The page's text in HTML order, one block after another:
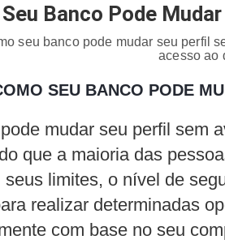
Seu Banco Pode
seu banco pode mudar seu perfil
acesso ao
SEU BANCO PODE
mudar seu perfil sem
que a maioria das
seus limites, o nível de
realizar determinadas
com base no seu